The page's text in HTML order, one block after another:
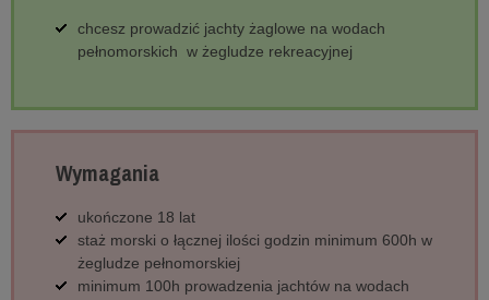
chcesz prowadzić jachty żaglowe na wodach
pełnomorskich w żegludze rekreacyjnej
Wymagania
ukończone 18 lat
staż morski o łącznej ilości godzin minimum 600h w
żegludze pełnomorskiej
minimum 100h prowadzenia jachtów na wodach